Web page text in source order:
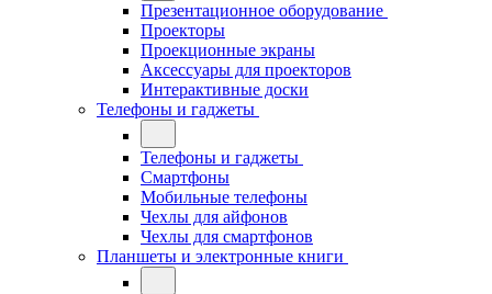
Презентационное оборудование
Проекторы
Проекционные экраны
Аксессуары для проекторов
Интерактивные доски
Телефоны и гаджеты
Телефоны и гаджеты
Смартфоны
Мобильные телефоны
Чехлы для айфонов
Чехлы для смартфонов
Планшеты и электронные книги